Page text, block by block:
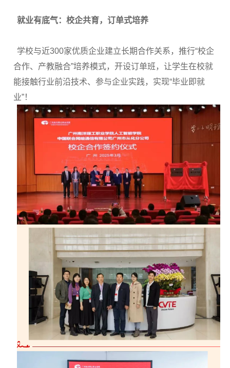
就业有底气： 校企共育，订单式培养
学校与近300家优质企业建立长期合作关系，推行“校企
合作、产教融合”培养模式，开设订单班，让学生在校就
能接触行业前沿技术、参与企业实践，实现“毕业即就
业”！